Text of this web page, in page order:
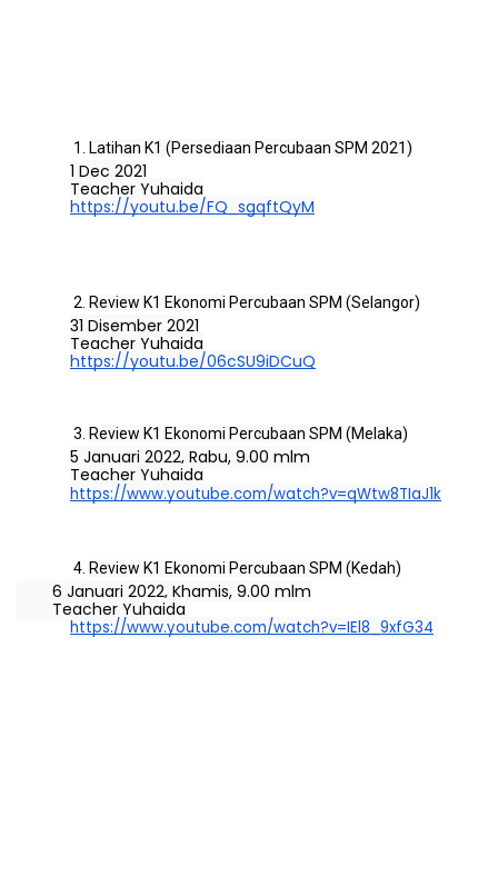
Latihan K1 (Persediaan Percubaan SPM 2021)
1 Dec 2021
Teacher Yuhaida
https://youtu.be/FQ_sgqftQyM
Review K1 Ekonomi Percubaan SPM (Selangor)
31 Disember 2021
Teacher Yuhaida
https://youtu.be/06cSU9iDCuQ
Review K1 Ekonomi Percubaan SPM (Melaka)
5 Januari 2022, Rabu, 9.00 mlm
Teacher Yuhaida
https://www.youtube.com/watch?v=qWtw8TIaJ1k
Review K1 Ekonomi Percubaan SPM (Kedah)
6 Januari 2022, Khamis, 9.00 mlm
Teacher Yuhaida
https://www.youtube.com/watch?v=IEl8_9xfG34